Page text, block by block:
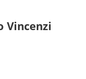
Vincenzi